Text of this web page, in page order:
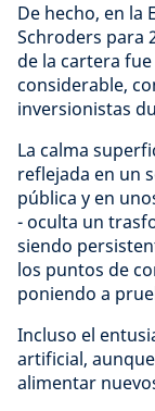
De hecho, en la
Schroders para
de la cartera
considerable,
inversionistas
La calma
reflejada en un
pública y en
- oculta un
siendo
los puntos de
poniendo a
Incluso el
artificial,
alimentar